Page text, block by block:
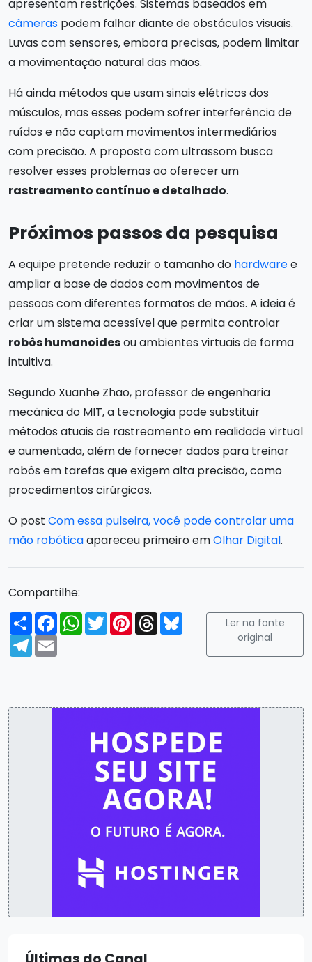
apresentam restrições. Sistemas baseados em
câmeras podem falhar diante de obstáculos visuais.
Luvas com sensores, embora precisas, podem limitar
a movimentação natural das mãos.
Há ainda métodos que usam sinais elétricos dos
músculos, mas esses podem sofrer interferência de
ruídos e não captam movimentos intermediários
com precisão. A proposta com ultrassom busca
resolver esses problemas ao oferecer um
rastreamento contínuo e detalhado.
Próximos passos da pesquisa
A equipe pretende reduzir o tamanho do hardwaree
ampliar a base de dados com movimentos de
pessoas com diferentes formatos de mãos. A ideia é
criar um sistema acessível que permita controlar
robôs humanoidesou ambientes virtuais de forma
intuitiva.
Segundo Xuanhe Zhao, professor de engenharia
mecânica do MIT, a tecnologia pode substituir
métodos atuais de rastreamento em realidade virtual
e aumentada, além de fornecer dados para treinar
robôs em tarefas que exigem alta precisão, como
procedimentos cirúrgicos.
O post Com essa pulseira, você pode controlar uma
mão robóticaapareceu primeiro emOlhar Digital.
Compartilhe:
Compartilhar
FacebookWhatsApp
TwitterPinterest
ThreadsBluesky
Telegram
Email
Ler na fonte
original